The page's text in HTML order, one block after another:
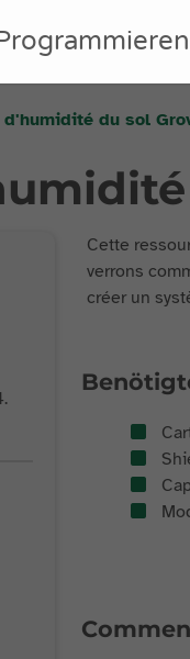
d'humidité du sol
Cette
verrons
créer un